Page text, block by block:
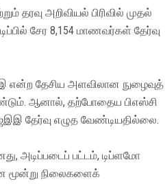
தரவு அறிவியல் பிரிவில் முதல்
சேர 8,154 மாணவர்கள் தேர்வு
என்ற தேசிய அளவிலான நுழைவுத்
ஆனால், தற்போதைய பிஎஸ்சி
தேர்வு எழுத வேண்டியதில்லை.
அடிப்படைப் பட்டம், டிப்ளமோ
மூன்று நிலைகளைக்